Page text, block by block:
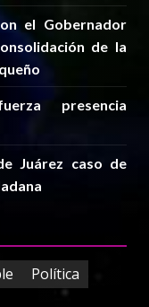
el Gobernador
de la
presencia
Juárez caso de
Política